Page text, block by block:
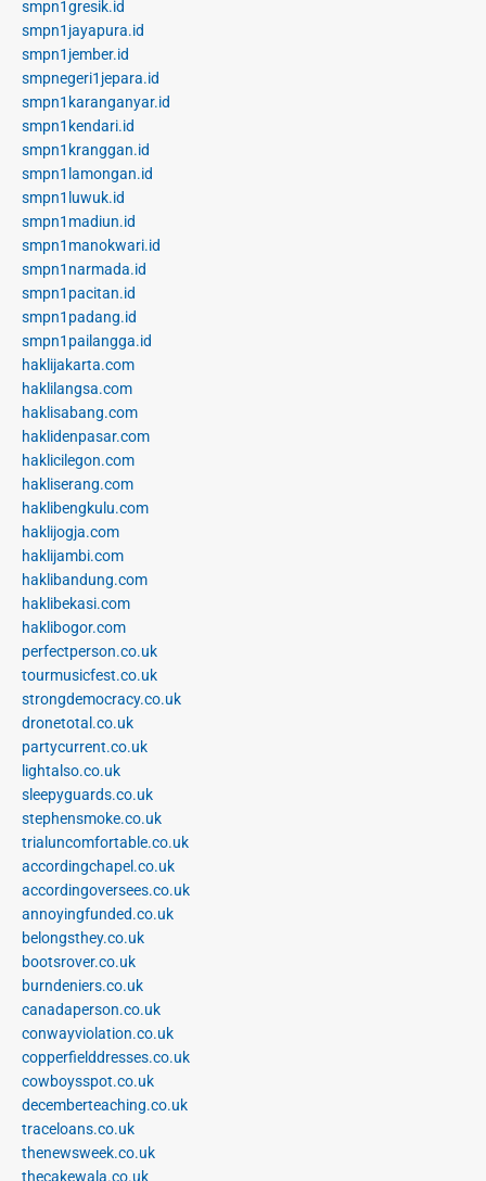
smpn1gresik.id
smpn1jayapura.id
smpn1jember.id
smpnegeri1jepara.id
smpn1karanganyar.id
smpn1kendari.id
smpn1kranggan.id
smpn1lamongan.id
smpn1luwuk.id
smpn1madiun.id
smpn1manokwari.id
smpn1narmada.id
smpn1pacitan.id
smpn1padang.id
smpn1pailangga.id
haklijakarta.com
haklilangsa.com
haklisabang.com
haklidenpasar.com
haklicilegon.com
hakliserang.com
haklibengkulu.com
haklijogja.com
haklijambi.com
haklibandung.com
haklibekasi.com
haklibogor.com
perfectperson.co.uk
tourmusicfest.co.uk
strongdemocracy.co.uk
dronetotal.co.uk
partycurrent.co.uk
lightalso.co.uk
sleepyguards.co.uk
stephensmoke.co.uk
trialuncomfortable.co.uk
accordingchapel.co.uk
accordingoversees.co.uk
annoyingfunded.co.uk
belongsthey.co.uk
bootsrover.co.uk
burndeniers.co.uk
canadaperson.co.uk
conwayviolation.co.uk
copperfielddresses.co.uk
cowboysspot.co.uk
decemberteaching.co.uk
traceloans.co.uk
thenewsweek.co.uk
thecakewala.co.uk